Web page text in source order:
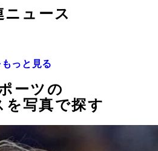
ニュース
っと見る
ーツの
を写真で探す